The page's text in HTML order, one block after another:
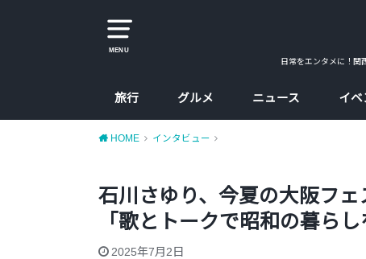
MENU
日常をエンタメに！関
旅行
大阪
京都
兵庫
奈良
グルメ
カレー
ラーメン
カフェ
たこ焼、お好み焼
大阪コスパ飯
ニュース イベ
HOME インタビュー
石川さゆり、今夏の大阪フ
「歌とトークで昭和の暮らし
2025年7月2日